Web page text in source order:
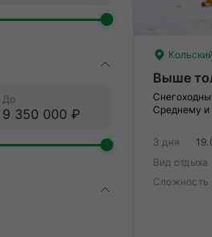
До
Выше
Среднему
3 дня
Вид отдыха
Сложность